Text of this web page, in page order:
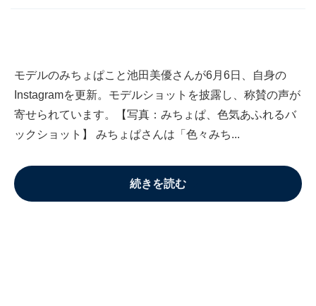
モデルのみちょぱこと池田美優さんが6月6日、自身の
Instagramを更新。モデルショットを披露し、称賛の声が
寄せられています。【写真：みちょぱ、色気あふれるバ
ックショット】 みちょぱさんは「色々みち...
続きを読む